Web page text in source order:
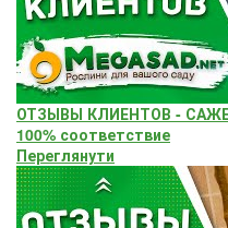
ОТЗЫВЫ КЛИЕНТОВ -
100% соответствие
Переглянути